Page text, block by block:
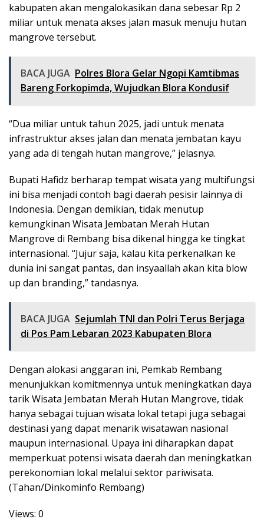
kabupaten akan mengalokasikan dana sebesar Rp 2
miliar untuk menata akses jalan masuk menuju hutan
mangrove tersebut.
BACA JUGA Polres Blora Gelar Ngopi Kamtibmas
Bareng Forkopimda, Wujudkan Blora Kondusif
“Dua miliar untuk tahun 2025, jadi untuk menata
infrastruktur akses jalan dan menata jembatan kayu
yang ada di tengah hutan mangrove,” jelasnya.
Bupati Hafidz berharap tempat wisata yang multifungsi
ini bisa menjadi contoh bagi daerah pesisir lainnya di
Indonesia. Dengan demikian, tidak menutup
kemungkinan Wisata Jembatan Merah Hutan
Mangrove di Rembang bisa dikenal hingga ke tingkat
internasional. “Jujur saja, kalau kita perkenalkan ke
dunia ini sangat pantas, dan insyaallah akan kita blow
up dan branding,” tandasnya.
BACA JUGA Sejumlah TNI dan Polri Terus Berjaga
di Pos Pam Lebaran 2023 Kabupaten Blora
Dengan alokasi anggaran ini, Pemkab Rembang
menunjukkan komitmennya untuk meningkatkan daya
tarik Wisata Jembatan Merah Hutan Mangrove, tidak
hanya sebagai tujuan wisata lokal tetapi juga sebagai
destinasi yang dapat menarik wisatawan nasional
maupun internasional. Upaya ini diharapkan dapat
memperkuat potensi wisata daerah dan meningkatkan
perekonomian lokal melalui sektor pariwisata.
(Tahan/Dinkominfo Rembang)
Views: 0